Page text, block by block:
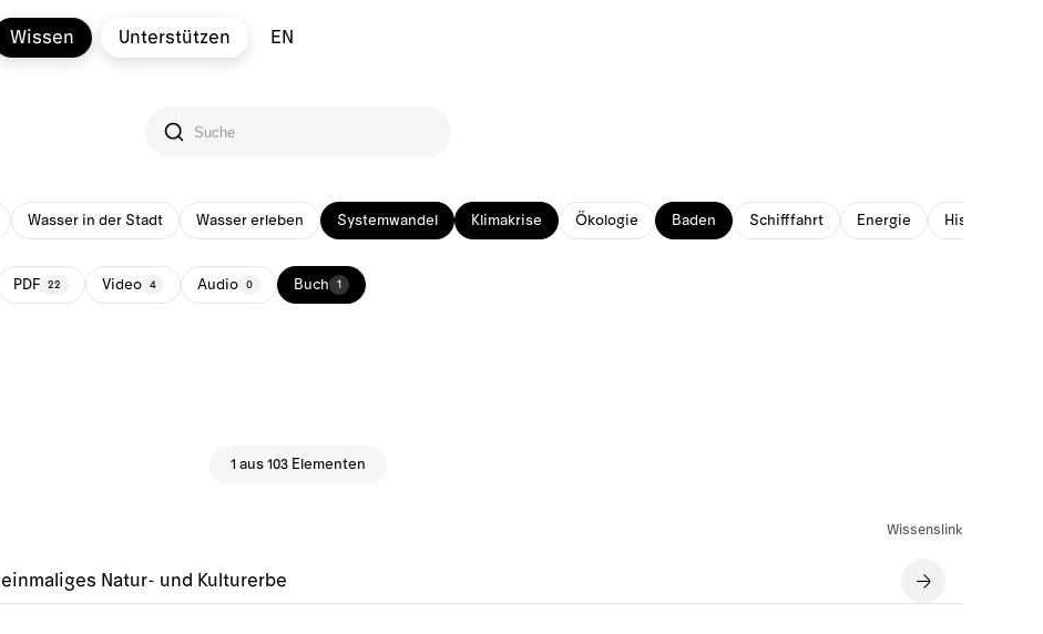
Wissen Unterstützen EN
Wasser in der Stadt Wasser erleben Systemwandel Klimakrise Ökologie Baden Schifffahrt Energie Historisches
PDF 22 Video 4 Audio 0 Buch 1
1 aus 103 Elementen
Wissenslink
Natur- und Kulturerbe